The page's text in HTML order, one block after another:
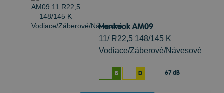
Hankook AM09
11/ R22,5 148/145 K
Vodiace/Záberové/Návesové
B D 67 dB